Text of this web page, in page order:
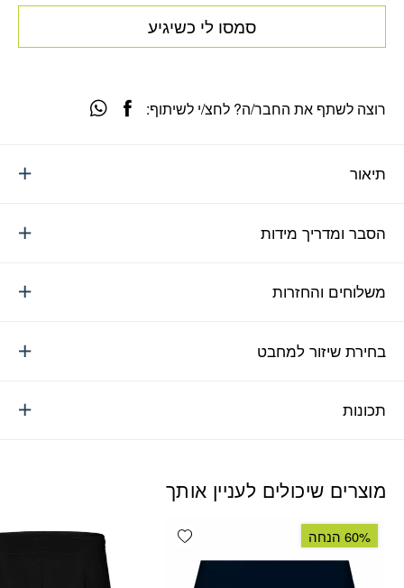
סמסו לי כשיגיע
תיאור
הסבר ומדריך מידות
משלוחים והחזרות
בחירת שיזור למחבט
תכונות
רוצה לשתף את החבר/ה? לחצ/י לשיתוף:
מוצרים שיכולים לעניין אותך
Add wishlist 60% הנחה